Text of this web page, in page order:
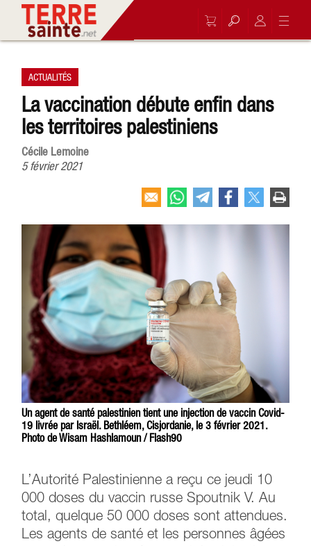
ACTUALITÉS
La vaccination débute enfin dans
les territoires palestiniens
Cécile Lemoine
5 février 2021
Un agent de santé palestinien tient une injection de vaccin Covid-
19 livrée par Israël. Bethléem, Cisjordanie, le 3 février 2021.
Photo de Wisam Hashlamoun / Flash90
L’Autorité Palestinienne a reçu ce jeudi 10
000 doses du vaccin russe Spoutnik V. Au
total, quelque 50 000 doses sont attendues.
Les agents de santé et les personnes âgées